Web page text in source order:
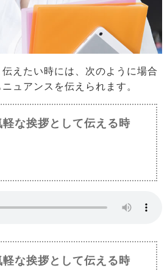
えたい時には、次のように場合
ュアンスを伝えられます。
軽な挨拶として伝える時
軽な挨拶として伝える時